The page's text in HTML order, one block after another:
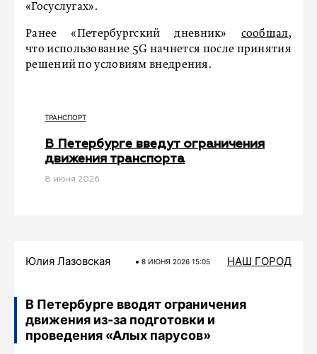
«Госуслугах».
Ранее «Петербургский дневник» сообщал,
что использование 5G начнется после принятия
решений по условиям внедрения.
ТРАНСПОРТ
В Петербурге введут ограничения
движения транспорта
8 июня 2026
Юлия Лазовская 8 ИЮНЯ 2026 15:05 НАШ ГОРОД
В Петербурге вводят ограничения
движения из-за подготовки и
проведения «Алых парусов»